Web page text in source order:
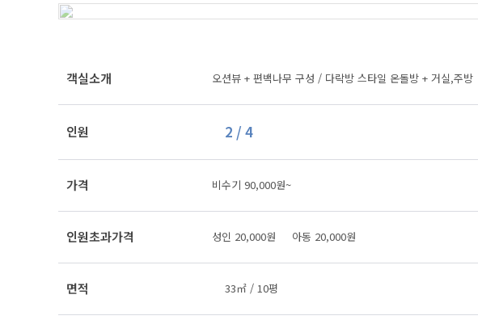
객실소개 오션뷰 + 편백나무 구성 / 다락방 스타일 온돌방 + 거실,주방
인원 2 / 4
가격 비수기 90,000원~
인원초과가격 성인 20,000원 아동 20,000원
면적 33㎡ / 10평